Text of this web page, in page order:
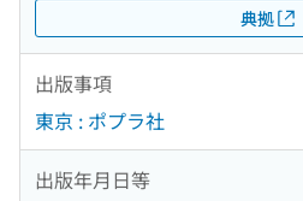
典拠
出版事項
東京 : ポプラ社
出版年月日等